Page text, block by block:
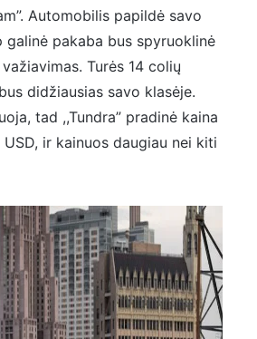
Automobilis papildė savo
pakaba bus spyruoklinė
Turės 14 colių
didžiausias savo klasėje.
tad ,,Tundra” pradinė kaina
ir kainuos daugiau nei kiti